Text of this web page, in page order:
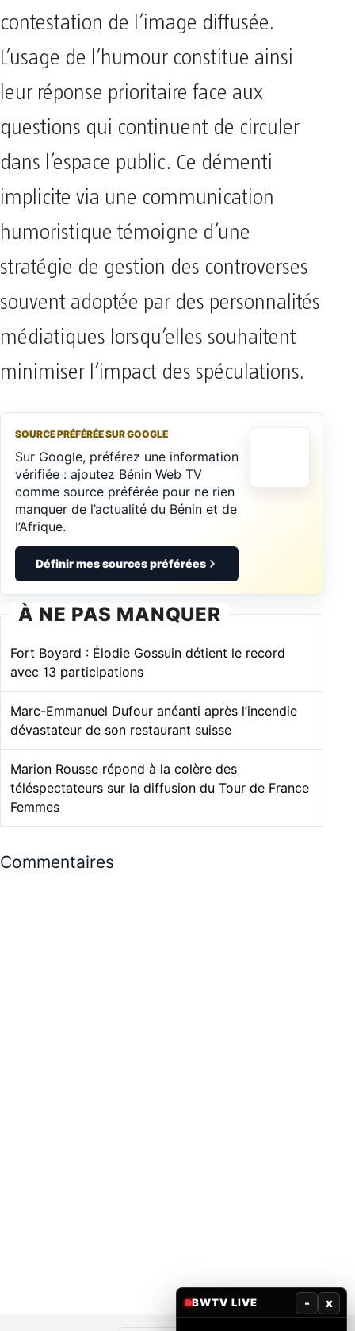
contestation de l’image diffusée.
L’usage de l’humour constitue ainsi
leur réponse prioritaire face aux
questions qui continuent de circuler
dans l’espace public. Ce démenti
implicite via une communication
humoristique témoigne d’une
stratégie de gestion des controverses
souvent adoptée par des personnalités
médiatiques lorsqu’elles souhaitent
minimiser l’impact des spéculations.
SOURCE PRÉFÉRÉE SUR GOOGLE
Sur Google, préférez une information
vérifiée : ajoutez Bénin Web TV
comme source préférée pour ne rien
manquer de l’actualité du Bénin et de
l’Afrique.
Définir mes sources préférées
À NE PAS MANQUER
Fort Boyard : Élodie Gossuin détient le record
avec 13 participations
Marc-Emmanuel Dufour anéanti après l’incendie
dévastateur de son restaurant suisse
Marion Rousse répond à la colère des
téléspectateurs sur la diffusion du Tour de France
Femmes
Commentaires
BWTV LIVE - x